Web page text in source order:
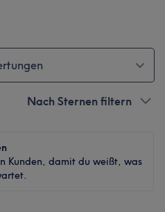
Nach Sternen filtern
Kunden, damit du weißt, was